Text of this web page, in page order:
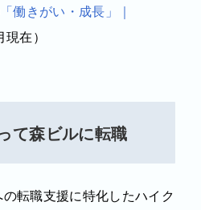
働きがい・成長」｜
在）
て森ビルに転職
転職支援に特化したハイク